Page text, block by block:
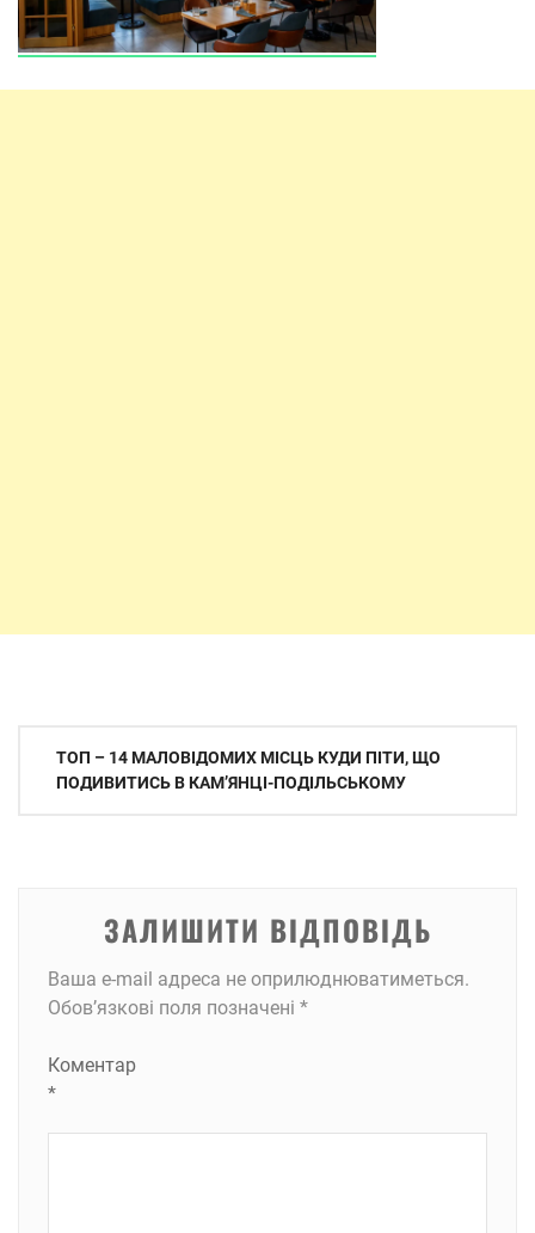
Навігація
записів
ТОП – 14 МАЛОВІДОМИХ МІСЦЬ КУДИ ПІТИ, ЩО
ПОДИВИТИСЬ В КАМʼЯНЦІ-ПОДІЛЬСЬКОМУ
ЗАЛИШИТИ ВІДПОВІДЬ
Ваша e-mail адреса не оприлюднюватиметься.
Обов’язкові поля позначені *
Коментар
*